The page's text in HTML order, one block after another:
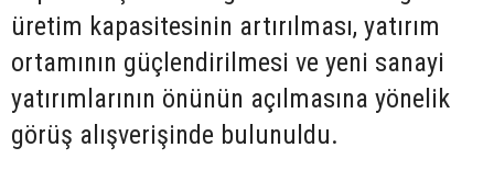
üretim kapasitesinin artırılması, yatırım
ortamının güçlendirilmesi ve yeni sanayi
yatırımlarının önünün açılmasına yönelik
görüş alışverişinde bulunuldu.